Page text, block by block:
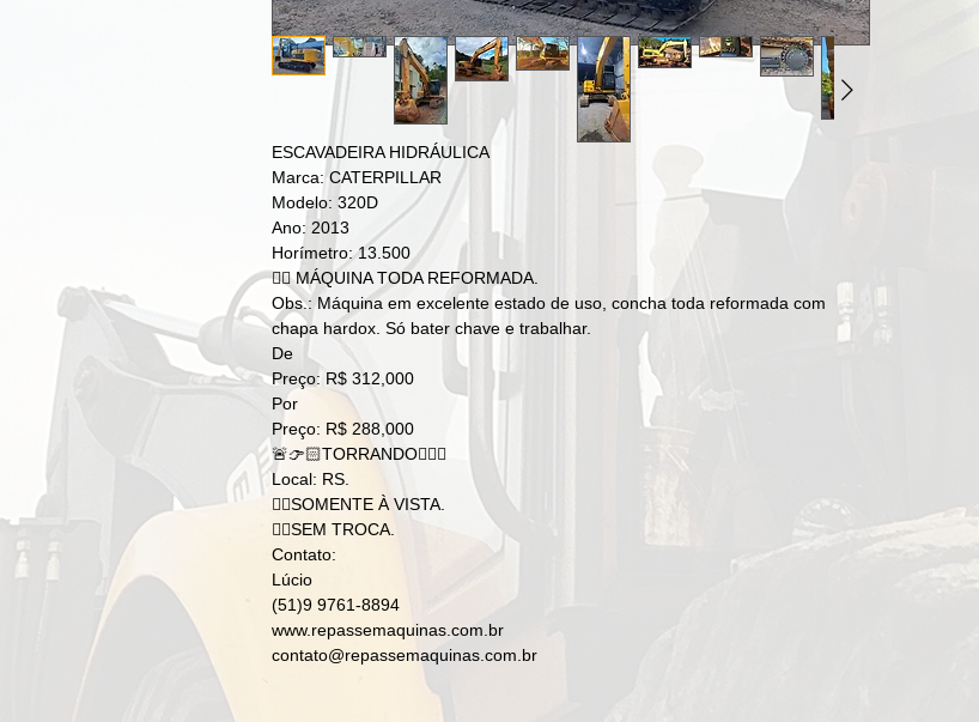
ESCAVADEIRA HIDRÁULICA
Marca: CATERPILLAR
Modelo: 320D
Ano: 2013
Horímetro: 13.500
👉🏻 MÁQUINA TODA REFORMADA.
Obs.: Máquina em excelente estado de uso, concha toda reformada com
chapa hardox. Só bater chave e trabalhar.
De
Preço: R$ 312,000
Por
Preço: R$ 288,000
🚨👉🏻TORRANDO👈🏻🚨
Local: RS.
👉🏻SOMENTE À VISTA.
👉🏻SEM TROCA.
Contato:
Lúcio
(51)9 9761-8894
www.repassemaquinas.com.br
contato@repassemaquinas.com.br